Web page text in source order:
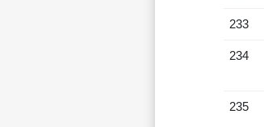
233
234
235